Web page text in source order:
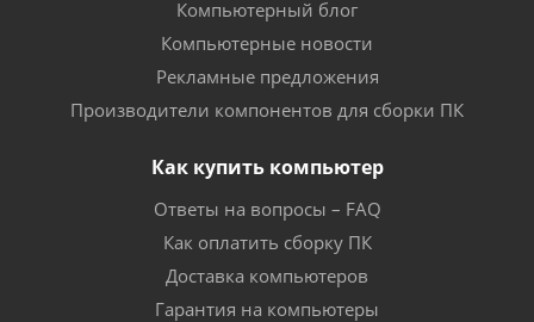
Компьютерный блог
Компьютерные новости
Рекламные предложения
Производители компонентов для сборки ПК
Как купить компьютер
Ответы на вопросы – FAQ
Как оплатить сборку ПК
Доставка компьютеров
Гарантия на компьютеры